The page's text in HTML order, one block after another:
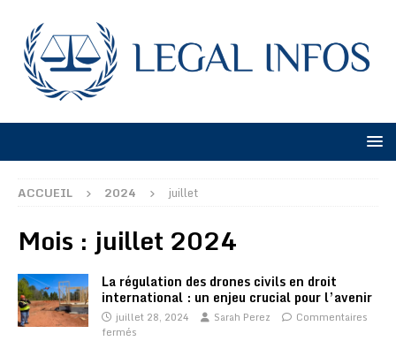
ACCUEIL 2024 juillet
Mois : juillet 2024
La régulation des drones civils en droit
international : un enjeu crucial pour l’avenir
juillet 28, 2024 Sarah Perez
Commentaires
fermés